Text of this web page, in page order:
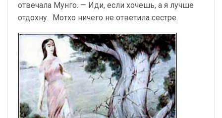
отвечала Мунго. — Иди, если хочешь, а я лучше
отдохну. Мотхо ничего не ответила сестре.